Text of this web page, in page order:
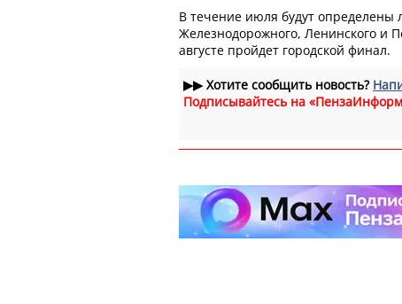
В течение июля будут определены
Железнодорожного, Ленинского и
августе пройдет городской финал.
▶▶Хотите сообщить новость?
Подписывайтесь на